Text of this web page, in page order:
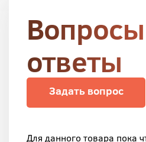
ответы
Задать вопрос
Для данного товара пока